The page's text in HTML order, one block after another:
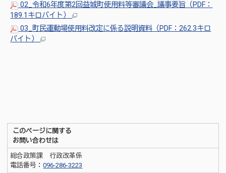
02_令和6年度第2回益城町使用料等審議会_議事要旨（PDF：
189.1キロバイト）
03_町民運動場使用料改定に係る説明資料（PDF：262.3キロ
バイト）
このページに関する
お問い合わせは
総合政策課 行政改革係
電話番号：096-286-3223